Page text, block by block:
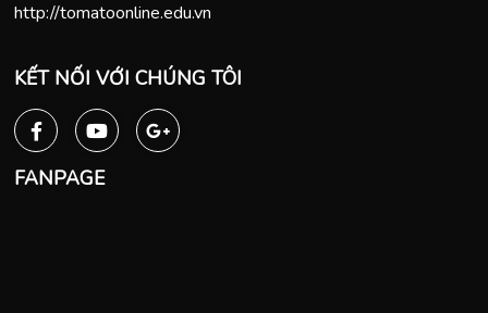
http://tomatoonline.edu.vn
KẾT NỐI VỚI CHÚNG TÔI
FANPAGE